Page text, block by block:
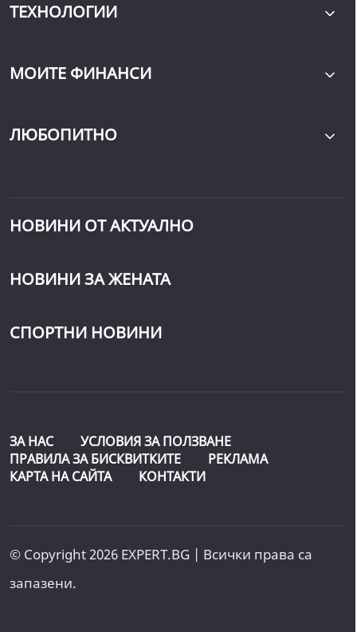
ТЕХНОЛОГИИ
МОИТЕ ФИНАНСИ
ЛЮБОПИТНО
НОВИНИ ОТ АКТУАЛНО
НОВИНИ ЗА ЖЕНАТА
СПОРТНИ НОВИНИ
ЗА НАС
УСЛОВИЯ ЗА ПОЛЗВАНЕ
ПРАВИЛА ЗА БИСКВИТКИТЕ
РЕКЛАМА
КАРТА НА САЙТА
КОНТАКТИ
© Copyright 2026 EXPERT.BG | Всички права са
запазени.